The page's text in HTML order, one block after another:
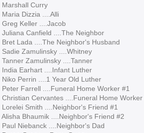
Curry
Dizzia ....Alli
....Jacob
....The Neighbor
....The Neighbor's Husband
....Whitney
....Tanner
....Infant Luther
....1 Year Old Luther
....Funeral Home Worker #1
....Funeral Home Worker
....Neighbor's Friend #1
....Neighbor's Friend #2
....Neighbor's Dad